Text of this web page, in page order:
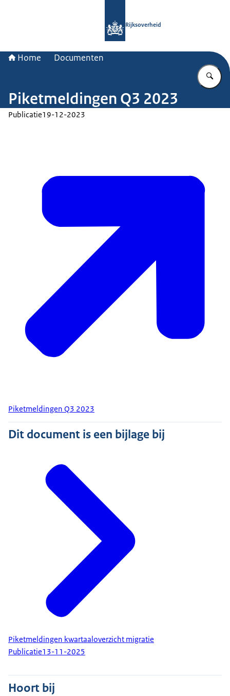
Rijksoverheid
Home Documenten
Piketmeldingen Q3 2023
Publicatie19-12-2023
Piketmeldingen Q3 2023
Dit document is een bijlage bij
Piketmeldingen kwartaaloverzicht migratie
Publicatie13-11-2025
Hoort bij